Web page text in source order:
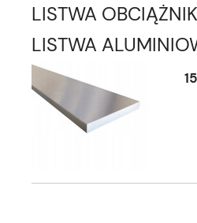
LISTWA
LISTWA